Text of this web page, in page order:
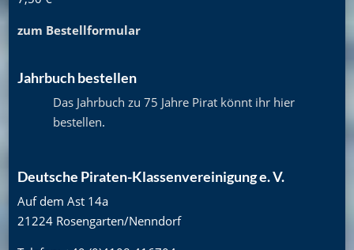
zum Bestellformular
Jahrbuch bestellen
Das Jahrbuch zu 75 Jahre Pirat könnt ihr hier
bestellen.
Deutsche Piraten-Klassenvereinigung e. V.
Auf dem Ast 14a
21224 Rosengarten/Nenndorf